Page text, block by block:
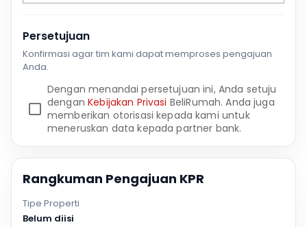
Persetujuan
Konfirmasi agar tim kami dapat memproses pengajuan
Anda.
Dengan menandai persetujuan ini, Anda setuju
denganKebijakan Privasi BeliRumah. Anda juga
memberikan otorisasi kepada kami untuk
meneruskan data kepada partner bank.
Rangkuman Pengajuan KPR
Tipe Properti
Belum diisi